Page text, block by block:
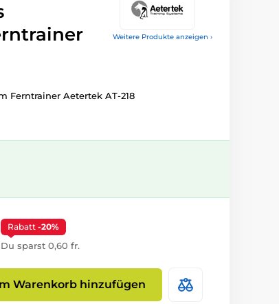
Weitere Produkte anzeigen ›
Ferntrainer Aetertek AT-218
Rabatt -20%
Du sparst 0,60 fr.
Warenkorb hinzufügen